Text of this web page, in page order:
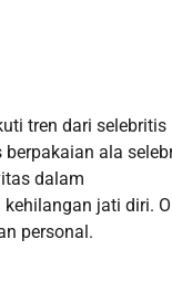
tren dari selebritis
ala
dalam
jati diri.
personal.